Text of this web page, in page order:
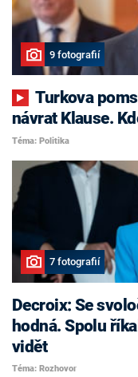
9 fotografií
Turkova pomsta, nekonfliktní Havlíček i
návrat Klause.
Téma: Politika
7 fotografií
Decroix: Se
hodná. Spolu
vidět
Téma: Rozhovor